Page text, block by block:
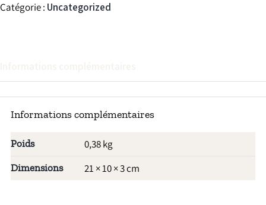
Catégorie : Uncategorized
Informations complémentaires
Poids 0,38 kg
Dimensions 21 × 10 × 3 cm